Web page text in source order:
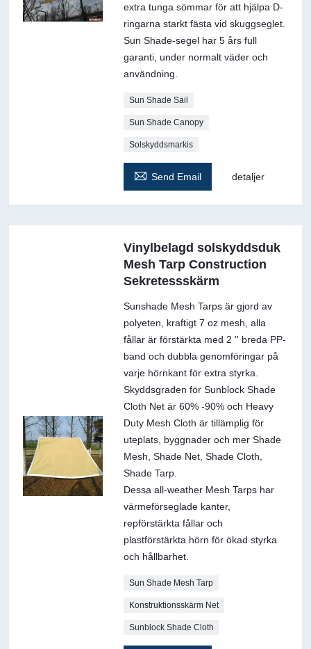
extra tunga sömmar för att hjälpa D-
ringarna starkt fästa vid skuggseglet.
Sun Shade-segel har 5 års full
garanti, under normalt väder och
användning.
Sun Shade Sail
Sun Shade Canopy
Solskyddsmarkis
 Send Email detaljer
Vinylbelagd solskyddsduk
Mesh Tarp Construction
Sekretessskärm
Sunshade Mesh Tarps är gjord av
polyeten, kraftigt 7 oz mesh, alla
fållar är förstärkta med 2 '' breda PP-
band och dubbla genomföringar på
varje hörnkant för extra styrka.
Skyddsgraden för Sunblock Shade
Cloth Net är 60% -90% och Heavy
Duty Mesh Cloth är tillämplig för
uteplats, byggnader och mer Shade
Mesh, Shade Net, Shade Cloth,
Shade Tarp.
Dessa all-weather Mesh Tarps har
värmeförseglade kanter,
repförstärkta fållar och
plastförstärkta hörn för ökad styrka
och hållbarhet.
Sun Shade Mesh Tarp
Konstruktionsskärm Net
Sunblock Shade Cloth